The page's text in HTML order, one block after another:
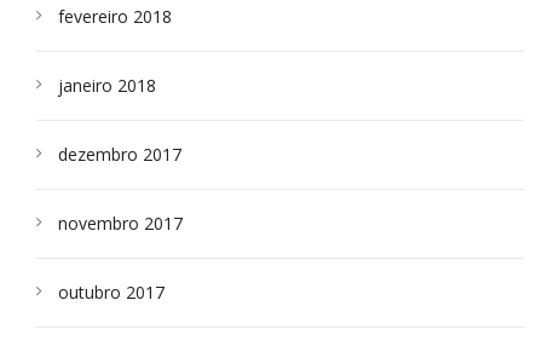
fevereiro 2018
janeiro 2018
dezembro 2017
novembro 2017
outubro 2017